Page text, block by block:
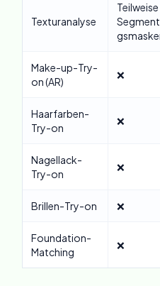
Texturanalyse
Make-up-Try-
on (AR)
❌
Haarfarben-
Try-on
❌
Nagellack-
Try-on
❌
Brillen-Try-on ❌
Foundation-
Matching
❌